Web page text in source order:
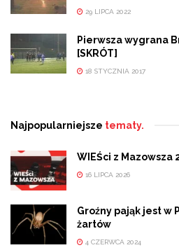
29 LIPCA 2022
Pierwsza wygrana
[SKRÓT]
18 STYCZNIA 2017
Najpopularniejsze tematy.
WIEŚci z Mazowsza
16 LIPCA 2026
Groźny pająk jest w
żartów
4 CZERWCA 2024